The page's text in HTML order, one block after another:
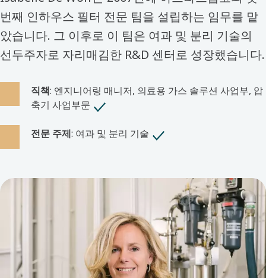
번째 인하우스 필터 전문 팀을 설립하는 임무를 맡
았습니다. 그 이후로 이 팀은 여과 및 분리 기술의
선두주자로 자리매김한 R&D 센터로 성장했습니다.
직책: 엔지니어링 매니저, 의료용 가스 솔루션 사업부, 압
축기 사업부문
전문 주제: 여과 및 분리 기술